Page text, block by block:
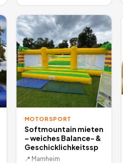
MOTORSPORT
Softmountain mieten
– weiches Balance- &
Geschicklichkeitssp
📍 Marnheim